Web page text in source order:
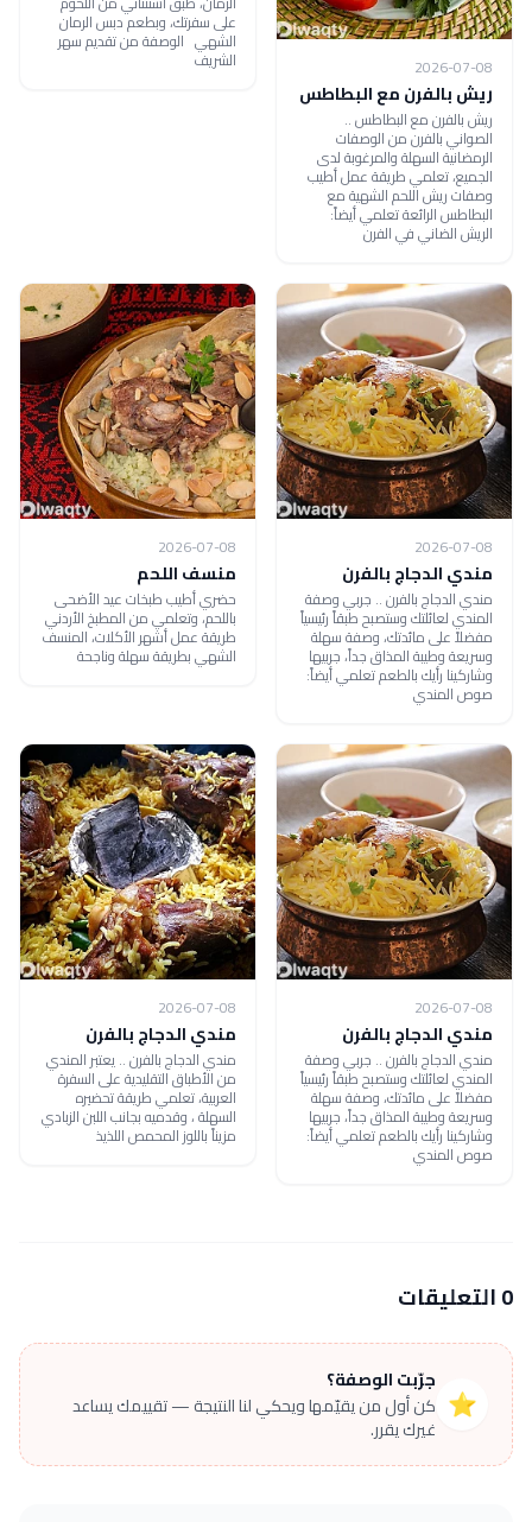
2026-07-08
ريش بالفرن مع البطاطس
ريش بالفرن مع البطاطس ..
الصواني بالفرن من الوصفات
الرمضانية السهلة والمرغوبة لدى
الجميع، تعلمي طريقة عمل أطيب
وصفات ريش اللحم الشهية مع
البطاطس الرائعة تعلمي أيضاً:
الريش الضاني في الفرن
على سفرتك، وبطعم دبس الرمان
الشهي الوصفة من تقديم سهر
الشريف
2026-07-08
مندي الدجاج بالفرن
مندي الدجاج بالفرن .. جربي وصفة
المندي لعائلتك وستصبح طبقاً رئيسياً
مفضلاً على مائدتك، وصفة سهلة
وسريعة وطيبة المذاق جداً، جربيها
وشاركينا رأيك بالطعم تعلمي أيضاً:
صوص المندي
2026-07-08
منسف اللحم
حضري أطيب طبخات عيد الأضحى
باللحم، وتعلمي من المطبخ الأردني
طريقة عمل أشهر الأكلات، المنسف
الشهي بطريقة سهلة وناجحة
2026-07-08
مندي الدجاج بالفرن
مندي الدجاج بالفرن .. جربي وصفة
المندي لعائلتك وستصبح طبقاً رئيسياً
مفضلاً على مائدتك، وصفة سهلة
وسريعة وطيبة المذاق جداً، جربيها
وشاركينا رأيك بالطعم تعلمي أيضاً:
صوص المندي
2026-07-08
مندي الدجاج بالفرن
مندي الدجاج بالفرن .. يعتبر المندي
من الأطباق التقليدية على السفرة
العربية، تعلمي طريقة تحضيره
السهلة ، وقدميه بجانب اللبن الزبادي
مزيناً باللوز المحمص اللذيذ
0 التعليقات
⭐
جرّبت الوصفة؟
كن أول من يقيّمها ويحكي لنا النتيجة — تقييمك يساعد
غيرك يقرر.